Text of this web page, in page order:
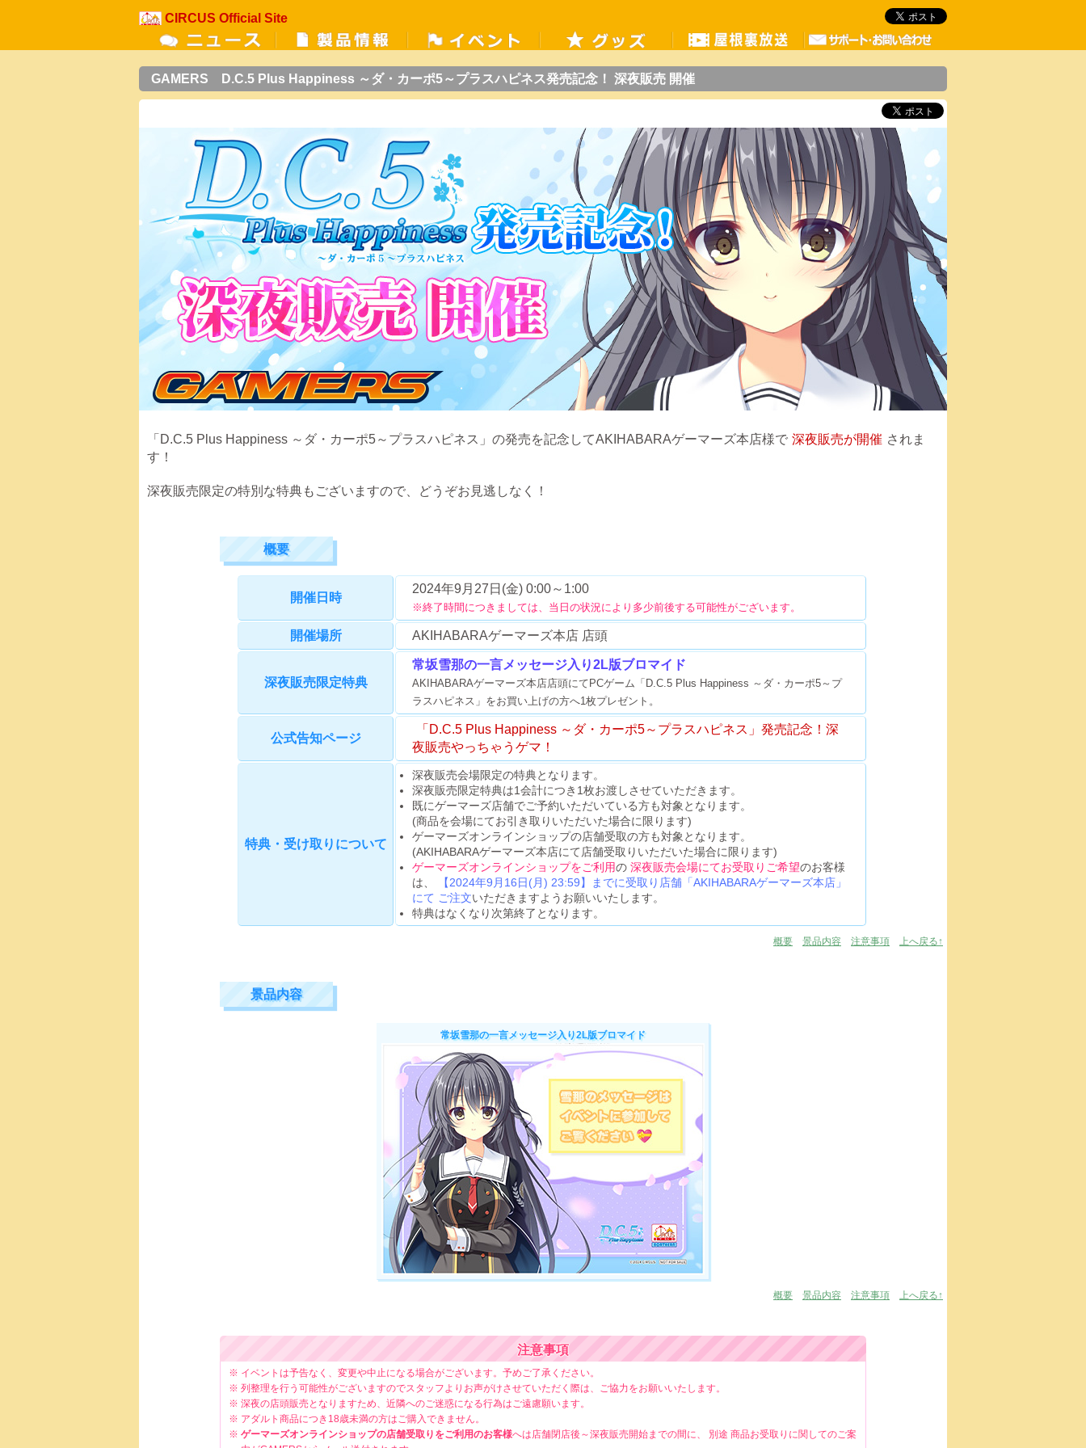
CIRCUS Official Site
GAMERS D.C.5 Plus Happiness ～ダ・カーポ5～プラスハピネス発売記念！ 深夜販売 開催
「D.C.5 Plus Happiness ～ダ・カーポ5～プラスハピネス」の発売を記念してAKIHABARAゲーマーズ本店様で 深夜販売が開催 されま
す！
深夜販売限定の特別な特典もございますので、どうぞお見逃しなく！
概要
開催日時
2024年9月27日(金) 0:00～1:00
※終了時間につきましては、当日の状況により多少前後する可能性がございます。
開催場所 AKIHABARAゲーマーズ本店 店頭
深夜販売限定特典
常坂雪那の一言メッセージ入り2L版ブロマイド
AKIHABARAゲーマーズ本店店頭にてPCゲーム「D.C.5 Plus Happiness ～ダ・カーポ5～プ
ラスハピネス」をお買い上げの方へ1枚プレゼント。
公式告知ページ
「D.C.5 Plus Happiness ～ダ・カーポ5～プラスハピネス」発売記念！深
夜販売やっちゃうゲマ！
特典・受け取りについて
深夜販売会場限定の特典となります。
深夜販売限定特典は1会計につき1枚お渡しさせていただきます。
既にゲーマーズ店舗でご予約いただいている方も対象となります。
(商品を会場にてお引き取りいただいた場合に限ります)
ゲーマーズオンラインショップの店舗受取の方も対象となります。
(AKIHABARAゲーマーズ本店にて店舗受取りいただいた場合に限ります)
ゲーマーズオンラインショップをご利用の 深夜販売会場にてお受取りご希望のお客様
は、
【2024年9月16日(月) 23:59】までに受取り店舗「AKIHABARAゲーマーズ本店」
にて ご注文いただきますようお願いいたします。
特典はなくなり次第終了となります。
概要 景品内容 注意事項 上へ戻る↑
景品内容
常坂雪那の一言メッセージ入り2L版ブロマイド
概要 景品内容 注意事項 上へ戻る↑
注意事項
イベントは予告なく、変更や中止になる場合がございます。予めご了承ください。
列整理を行う可能性がございますのでスタッフよりお声がけさせていただく際は、ご協力をお願いいたします。
深夜の店頭販売となりますため、近隣へのご迷惑になる行為はご遠慮願います。
アダルト商品につき18歳未満の方はご購入できません。
ゲーマーズオンラインショップの店舗受取りをご利用のお客様へは店舗閉店後～深夜販売開始までの間に、 別途 商品お受取りに関してのご案